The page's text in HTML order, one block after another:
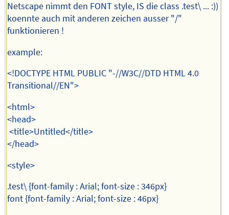
Netscape nimmt den FONT style, IS die class .test\ ... :))
koennte auch mit anderen zeichen ausser "/"
funktionieren !
example:
<!DOCTYPE HTML PUBLIC "-//W3C//DTD HTML 4.0
Transitional//EN">
<html>
<head>
<title>Untitled</title>
</head>
<style>
.test\ {font-family : Arial; font-size : 346px}
font {font-family : Arial; font-size : 46px}